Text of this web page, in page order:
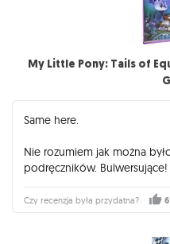
My Little Pony: Tails of
Same here.
Nie rozumiem jak można
podręczników. Bulwersujące!
Czy recenzja była przydatna? 6